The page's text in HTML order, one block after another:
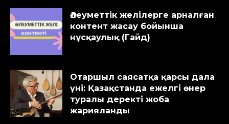
Әлеуметтік желілерге арналған
контент жасау бойынша
нұсқаулық (Гайд)
Отаршыл саясатқа қарсы дала
үні: Қазақстанда ежелгі өнер
туралы деректі жоба
жарияланды